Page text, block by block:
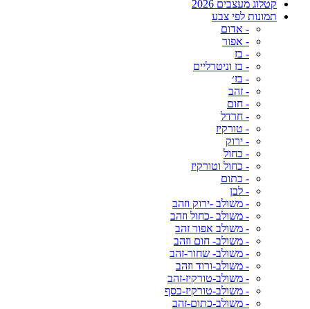
קטלוג מעצבים 2026
תמונות לפי צבע
- אדום
- אפור
- בז
- בז וניטרליים
- בז׳
- זהב
- חום
- חרדל
- טורקיז
- ירוק
- כחול
- כחול וטורקיז
- כתום
- לבן
- משולב -ירוק וזהב
- משולב -כחול וזהב
- משולב אפור זהב
- משולב- חום וזהב
- משולב- שחור-זהב
- משולב-ורוד וזהב
- משולב-טורקיז-זהב
- משולב-טורקיז-כסף
- משולב-כתום-זהב